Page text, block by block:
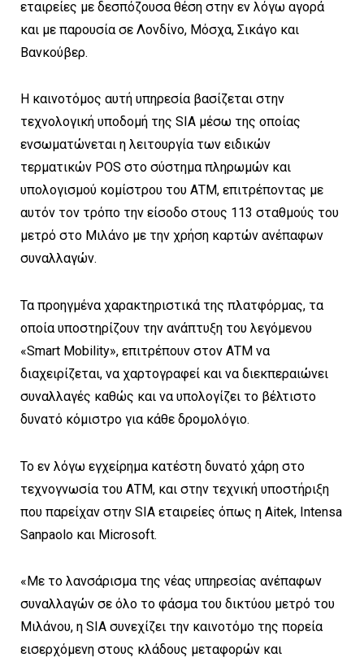
εταιρείες με δεσπόζουσα θέση στην εν λόγω αγορά
και με παρουσία σε Λονδίνο, Μόσχα, Σικάγο και
Βανκούβερ.
Η καινοτόμος αυτή υπηρεσία βασίζεται στην
τεχνολογική υποδομή της SIA μέσω της οποίας
ενσωματώνεται η λειτουργία των ειδικών
τερματικών POS στο σύστημα πληρωμών και
υπολογισμού κομίστρου του ΑΤΜ, επιτρέποντας με
αυτόν τον τρόπο την είσοδο στους 113 σταθμούς του
μετρό στο Μιλάνο με την χρήση καρτών ανέπαφων
συναλλαγών.
Τα προηγμένα χαρακτηριστικά της πλατφόρμας, τα
οποία υποστηρίζουν την ανάπτυξη του λεγόμενου
«Smart Mobility», επιτρέπουν στον ΑΤΜ να
διαχειρίζεται, να χαρτογραφεί και να διεκπεραιώνει
συναλλαγές καθώς και να υπολογίζει το βέλτιστο
δυνατό κόμιστρο για κάθε δρομολόγιο.
Το εν λόγω εγχείρημα κατέστη δυνατό χάρη στο
τεχνογνωσία του ΑΤΜ, και στην τεχνική υποστήριξη
που παρείχαν στην SIA εταιρείες όπως η Aitek, Intensa
Sanpaolo και Microsoft.
«Με το λανσάρισμα της νέας υπηρεσίας ανέπαφων
συναλλαγών σε όλο το φάσμα του δικτύου μετρό του
Μιλάνου, η SIA συνεχίζει την καινοτόμο της πορεία
εισερχόμενη στους κλάδους μεταφορών και